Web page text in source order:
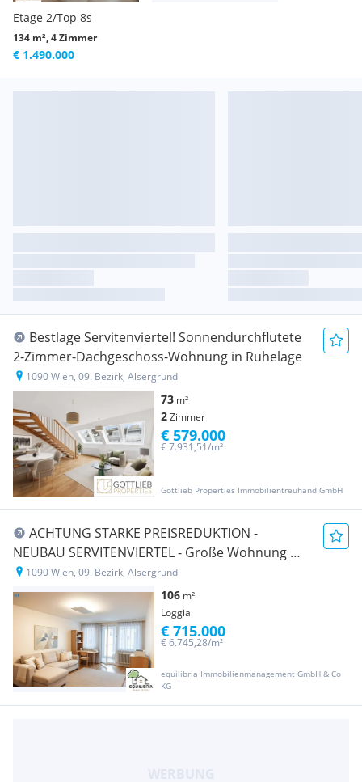
Etage 2/Top 8s
134 m², 4 Zimmer
€ 1.490.000
Bestlage Servitenviertel! Sonnendurchflutete
2-Zimmer-Dachgeschoss-Wohnung in Ruhelage
1090 Wien, 09. Bezirk, Alsergrund
73 m²
2Zimmer
Gottlieb Properties Immobilientreuhand GmbH
€ 7.931,51/m²
€ 579.000
ACHTUNG STARKE PREISREDUKTION -
NEUBAU SERVITENVIERTEL - Große Wohnung mit
Loggia und Grünoase
1090 Wien, 09. Bezirk, Alsergrund
106 m²
Loggia
equilibria Immobilienmanagement GmbH & Co
KG
€ 6.745,28/m²
€ 715.000